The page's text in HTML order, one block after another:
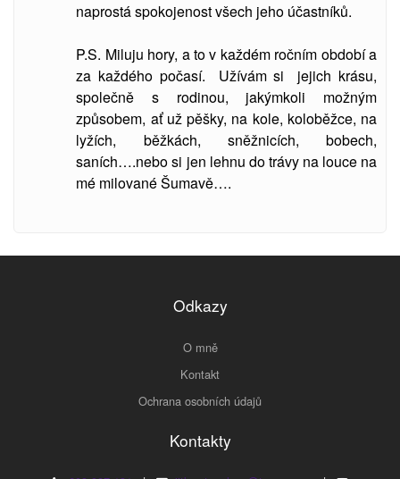
naprostá spokojenost všech jeho účastníků.
P.S. Miluju hory, a to v každém ročním období a
za každého počasí. Užívám si jejich krásu,
společně s rodinou, jakýmkoli možným
způsobem, ať už pěšky, na kole, koloběžce, na
lyžích, běžkách, sněžnicích, bobech,
saních….nebo si jen lehnu do trávy na louce na
mé milované Šumavě….
Odkazy
O mně
Kontakt
Ochrana osobních údajů
Kontakty